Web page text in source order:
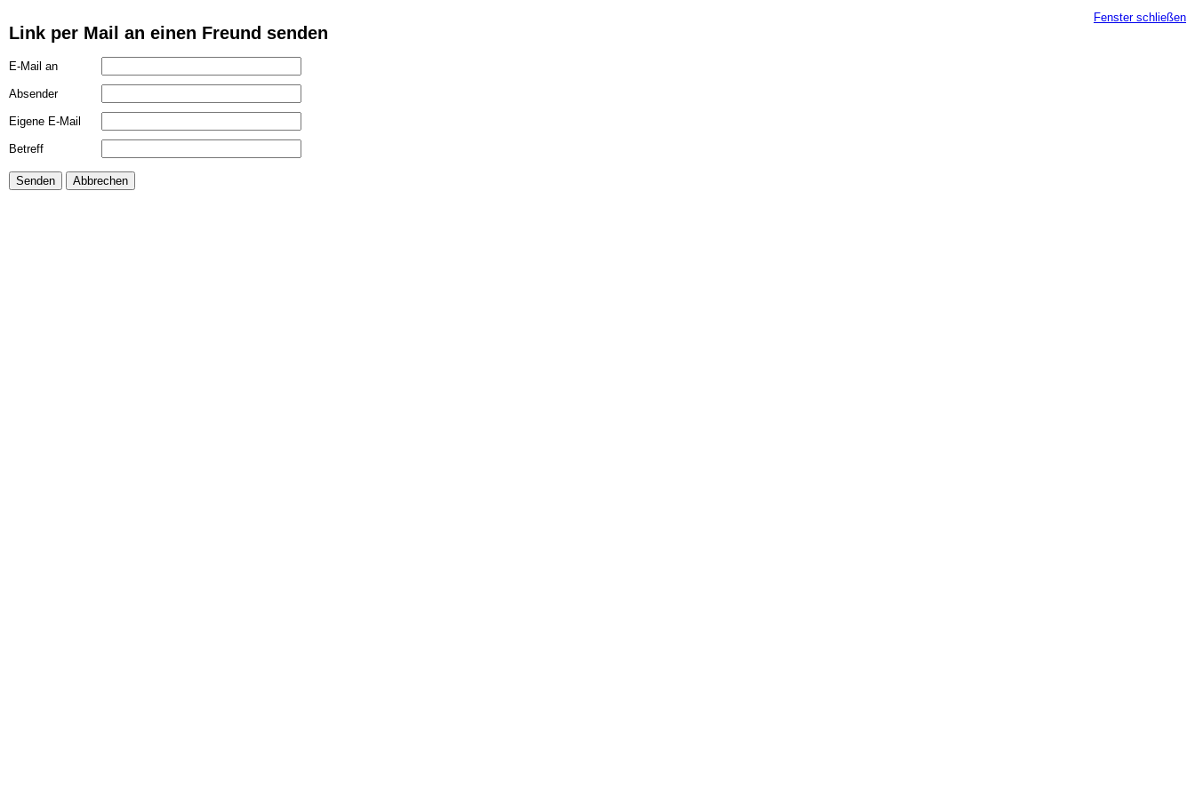
Link per Mail an einen Freund senden
Fenster schließen
E-Mail an
Absender
Eigene E-Mail
Betreff
Senden Abbrechen